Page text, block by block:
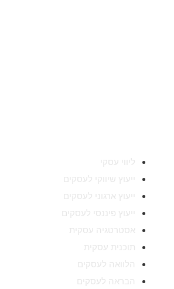
ליווי עסקי
ייעוץ שיווקי לעסקים
ייעוץ ארגוני לעסקים
ייעוץ פיננסי לעסקים
אסטרטגיה עסקית
תוכנית עסקית
הלוואה לעסקים
הבראה לעסקים